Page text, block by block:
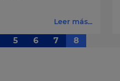
Leer más...
5 6 7 8